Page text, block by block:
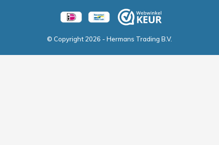
© Copyright 2026 - Hermans Trading B.V.